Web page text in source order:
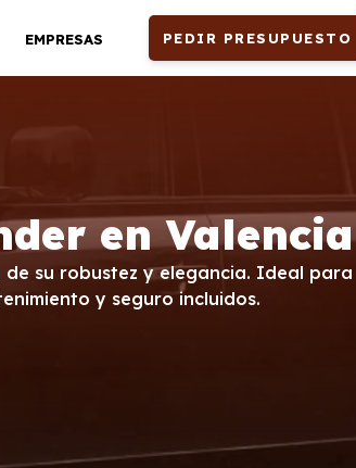
EMPRESAS PEDIR PRESUPUESTO
en Valencia
de su robustez y elegancia. Ideal para
y seguro incluidos.